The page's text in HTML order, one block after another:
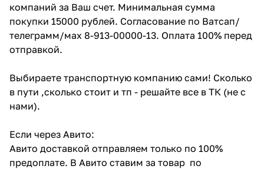
компаний за Ваш счет. Минимальная сумма
покупки 15000 рублей. Согласование по Ватсап/
телеграмм/мах 8-913-00000-13. Оплата 100% перед
отправкой.
Выбираете транспортную компанию сами! Сколько
в пути ,сколько стоит и тп - решайте все в ТК (не с
нами).
Если через Авито:
Авито доставкой отправляем только по 100%
предоплате. В Авито ставим за товар по